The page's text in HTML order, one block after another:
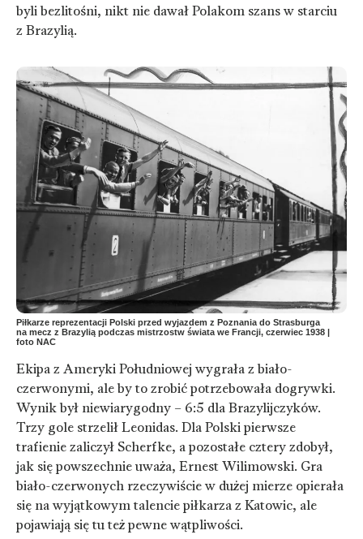
byli bezlitośni, nikt nie dawał Polakom szans w starciu
z Brazylią.
Piłkarze reprezentacji Polski przed wyjazdem z Poznania do Strasburga
na mecz z Brazylią podczas mistrzostw świata we Francji, czerwiec 1938 |
foto NAC
Ekipa z Ameryki Południowej wygrała z biało-
czerwonymi, ale by to zrobić potrzebowała dogrywki.
Wynik był niewiarygodny – 6:5 dla Brazylijczyków.
Trzy gole strzelił Leonidas. Dla Polski pierwsze
trafienie zaliczył Scherfke, a pozostałe cztery zdobył,
jak się powszechnie uważa, Ernest Wilimowski. Gra
biało-czerwonych rzeczywiście w dużej mierze opierała
się na wyjątkowym talencie piłkarza z Katowic, ale
pojawiają się tu też pewne wątpliwości.